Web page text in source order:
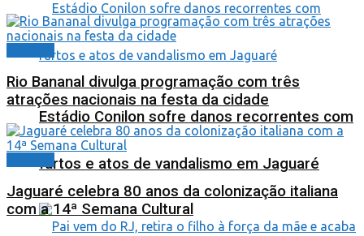
Estádio Conilon sofre danos recorrentes com
furtos e atos de vandalismo em Jaguaré
Rio Bananal divulga programação com três
atrações nacionais na festa da cidade
Jaguaré celebra 80 anos da colonização italiana
com a 14ª Semana Cultural